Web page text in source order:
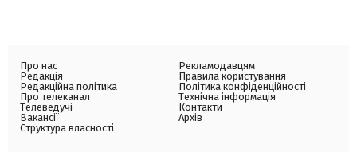
Про нас
Редакція
Редакційна політика
Про телеканал
Телеведучі
Вакансії
Структура власності
Рекламодавцям
Правила користування
Політика конфіденційності
Технічна інформація
Контакти
Архів